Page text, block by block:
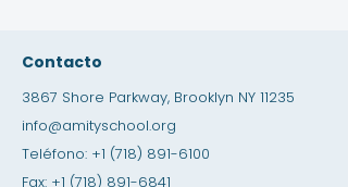
Contacto
3867 Shore Parkway, Brooklyn NY 11235
info@amityschool.org
Teléfono: +1 (718) 891-6100
Fax: +1 (718) 891-6841